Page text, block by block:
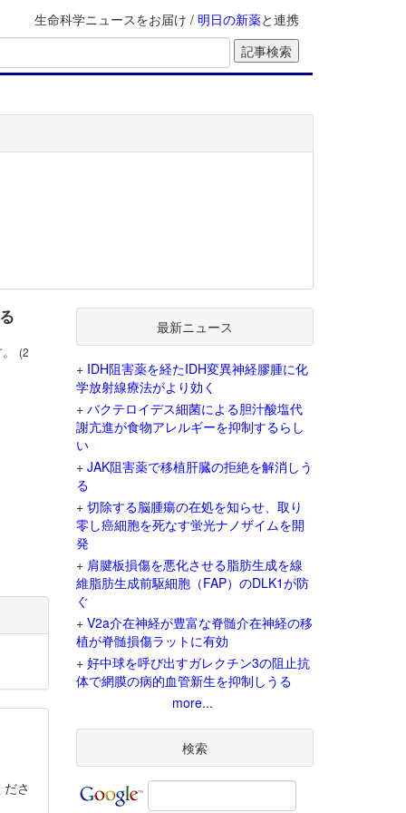
生命科学ニュースをお届け / 明日の新薬と連携
(2
さ
最新ニュース
+ IDH阻害薬を経たIDH変異神経膠腫に化
学放射線療法がより効く
+ バクテロイデス細菌による胆汁酸塩代
謝亢進が食物アレルギーを抑制するらし
い
+ JAK阻害薬で移植肝臓の拒絶を解消しう
る
+ 切除する脳腫瘍の在処を知らせ、取り
零し癌細胞を死なす蛍光ナノザイムを開
発
+ 肩腱板損傷を悪化させる脂肪生成を線
維脂肪生成前駆細胞（FAP）のDLK1が防
ぐ
+ V2a介在神経が豊富な脊髄介在神経の移
植が脊髄損傷ラットに有効
+ 好中球を呼び出すガレクチン3の阻止抗
体で網膜の病的血管新生を抑制しうる
more...
検索